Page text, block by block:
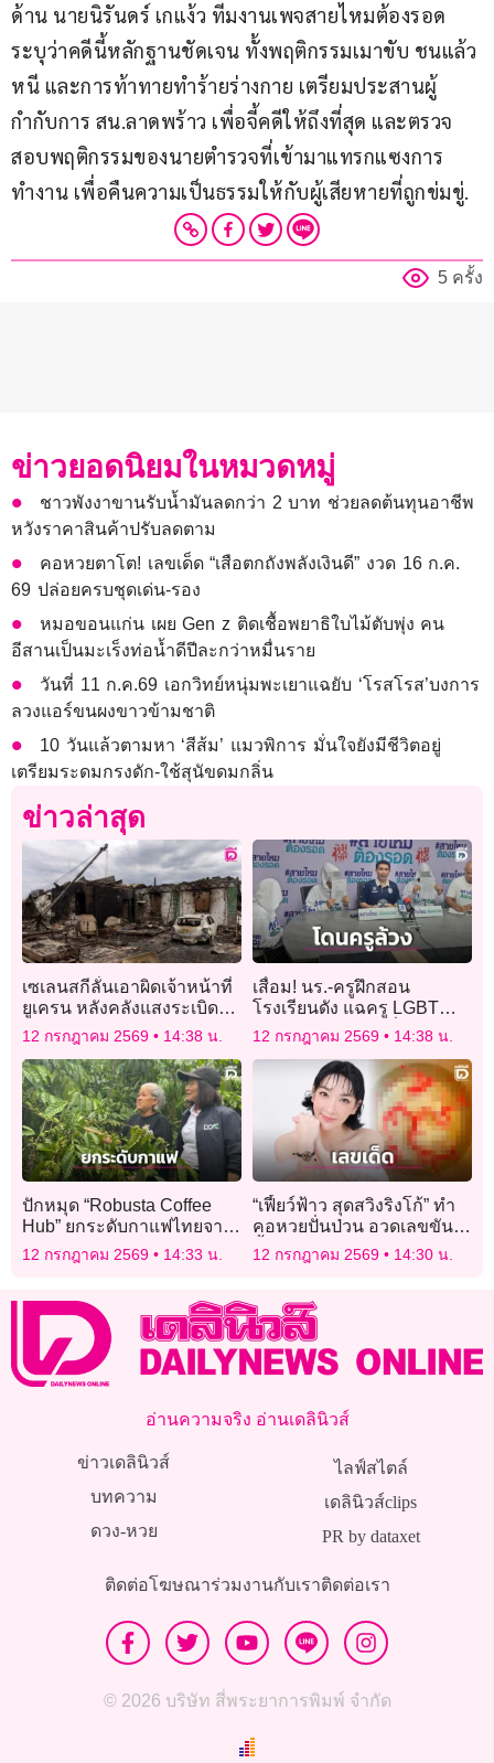
​ด้าน นายนิรันดร์ เกแง้ว ทีมงานเพจสายไหมต้องรอด
ระบุว่าคดีนี้หลักฐานชัดเจน ทั้งพฤติกรรมเมาขับ ชนแล้ว
หนี และการท้าทายทำร้ายร่างกาย เตรียมประสานผู้
กำกับการ สน.ลาดพร้าว เพื่อจี้คดีให้ถึงที่สุด และตรวจ
สอบพฤติกรรมของนายตำรวจที่เข้ามาแทรกแซงการ
ทำงาน เพื่อคืนความเป็นธรรมให้กับผู้เสียหายที่ถูกข่มขู่.
5 ครั้ง
ข่าวยอดนิยมในหมวดหมู่
ชาวพังงาขานรับน้ำมันลดกว่า 2 บาท ช่วยลดต้นทุนอาชีพ
หวังราคาสินค้าปรับลดตาม
คอหวยตาโต! เลขเด็ด “เสือตกถังพลังเงินดี” งวด 16 ก.ค.
69 ปล่อยครบชุดเด่น-รอง
หมอขอนแก่น เผย Gen z ติดเชื้อพยาธิใบไม้ตับพุ่ง คน
อีสานเป็นมะเร็งท่อน้ำดีปีละกว่าหมื่นราย
วันที่ 11 ก.ค.69 เอกวิทย์หนุ่มพะเยาแฉยับ ‘โรสโรส’บงการ
ลวงแอร์ขนผงขาวข้ามชาติ
10 วันแล้วตามหา ‘สีส้ม’ แมวพิการ มั่นใจยังมีชีวิตอยู่
เตรียมระดมกรงดัก-ใช้สุนัขดมกลิ่น
ข่าวล่าสุด
เซเลนสกีลั่นเอาผิดเจ้าหน้าที่
ยูเครน หลังคลังแสงระเบิด
นอกเคียฟ ดับอย่างน้อย 10
12 กรกฎาคม 2569 14:38 น.
เสื่อม! นร.-ครูฝึกสอน
โรงเรียนดัง แฉครู LGBT
อนาจารล้วงเป้าเหยื่อร่วม 30
12 กรกฎาคม 2569 14:38 น.
ปักหมุด “Robusta Coffee
Hub” ยกระดับกาแฟไทยจาก
แหล่งผลิตสู่ศูนย์กลางกาแฟ
คุณภาพ
12 กรกฎาคม 2569 14:33 น.
“เฟี้ยว์ฟ้าว สุดสวิงริงโก้” ทำ
คอหวยปั่นป่วน อวดเลขขัน
น้ำมนต์ชัดๆจนหลายคน
อวยพรว่ารวย!
12 กรกฎาคม 2569 14:30 น.
อ่านความจริง อ่านเดลินิวส์
ข่าวเดลินิวส์
บทความ
ดวง-หวย
ไลฟ์สไตล์
เดลินิวส์clips
PR by dataxet
ติดต่อโฆษณาร่วมงานกับเราติดต่อเรา
© 2026 บริษัท สี่พระยาการพิมพ์ จำกัด